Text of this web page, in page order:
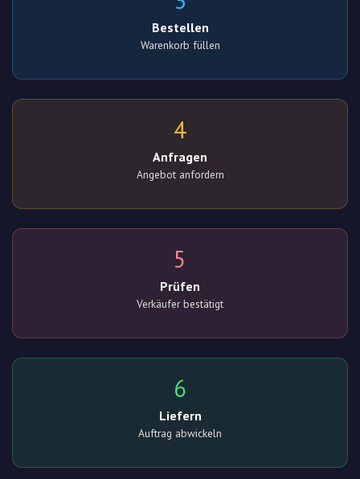
Bestellen
Warenkorb füllen
4
Anfragen
Angebot anfordern
5
Prüfen
Verkäufer bestätigt
6
Liefern
Auftrag abwickeln